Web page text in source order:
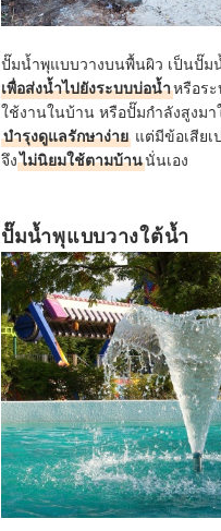
ปั๊มน้ำพุแบบวางบนพื้นผิว เป็นปั๊ม
เพื่อส่งน้ำไปยังระบบบ่อน้ำหรือร
ใช้งานในบ้าน หรือปั๊มกำลังสูงม
บำรุงดูแลรักษาง่าย แต่มีข้อเสีย
จึงไม่นิยมใช้ตามบ้านนั่นเอง
ปั๊มน้ำพุแบบวางใต้น้ำ